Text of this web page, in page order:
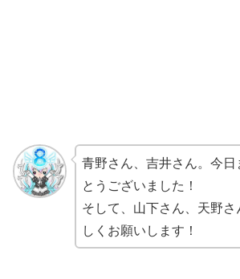
青野さん、吉井さん。今
とうございました！
そして、山下さん、天野
しくお願いします！